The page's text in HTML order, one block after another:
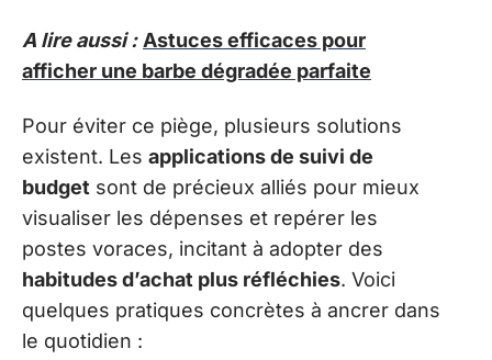
A lire aussi : Astuces efficaces pour
afficher une barbe dégradée parfaite
Pour éviter ce piège, plusieurs solutions
existent. Les applications de suivi de
budget sont de précieux alliés pour mieux
visualiser les dépenses et repérer les
postes voraces, incitant à adopter des
habitudes d’achat plus réfléchies. Voici
quelques pratiques concrètes à ancrer dans
le quotidien :